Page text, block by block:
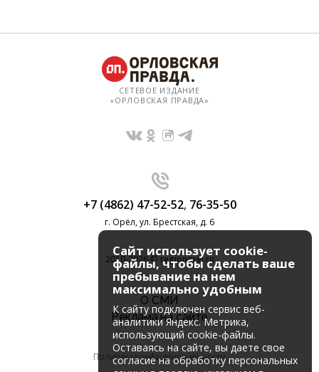
СЕТЕВОЕ ИЗДАНИЕ
«ОРЛОВСКАЯ ПРАВДА»
+7 (4862) 47-52-52, 76-35-50
г. Орёл, ул. Брестская, д. 6
2010-2026 © regionorel.ru
О СМИ
Реклама на сайте
Политика конфиденциальности
Сайт использует cookie-
файлы, чтобы сделать ваше
пребывание на нем
максимально удобным
К cайту подключен сервис веб-
аналитики Яндекс. Метрика,
использующий cookie-файлы.
Оставаясь на сайте, вы даете свое
согласие на обработку персональных